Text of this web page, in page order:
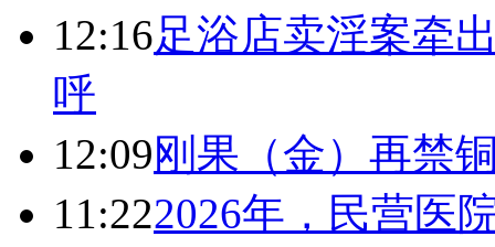
12:16足浴店卖淫案牵
呼
12:09刚果（金）再禁
11:222026年，民营医